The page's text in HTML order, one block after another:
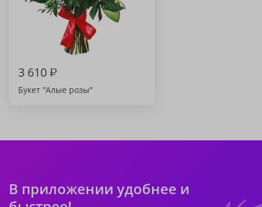
3 610₽
Букет "Алые розы"
В приложении удобнее и